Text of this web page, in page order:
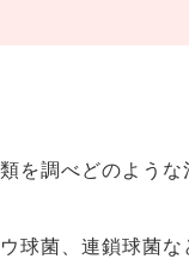
を調べどのよう
球菌、連鎖球菌